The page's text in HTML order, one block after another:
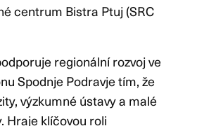
centrum Bistra Ptuj (SRC
regionální rozvoj ve
Spodnje Podravje tím, že
výzkumné ústavy a malé
Hraje klíčovou roli